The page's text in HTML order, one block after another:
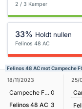
2 / 3 Kamper
33% Holdt nullen
Felinos 48 AC
Felinos 48 AC mot Campeche
18/11/2023
Campeche FC Nueva Generacion 0
Felinos 48 AC 3
25/